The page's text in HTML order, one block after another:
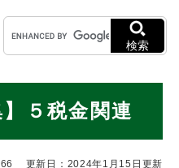
して本文へ
キ
ー
ワ
検
検索
５税金関連
更新日：2024年1月15日更新